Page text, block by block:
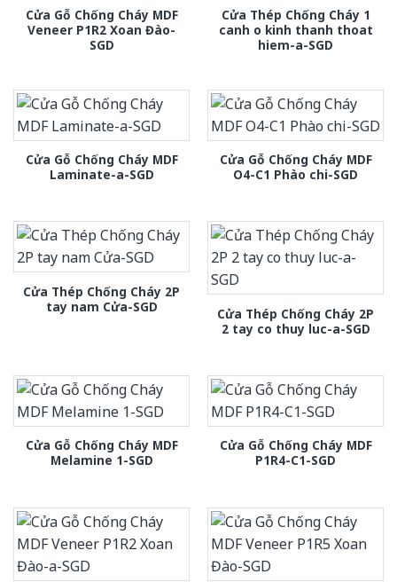
Cửa Gỗ Chống Cháy MDF
Veneer P1R2 Xoan Đào-
SGD
Cửa Thép Chống Cháy 1
canh o kinh thanh thoat
hiem-a-SGD
Cửa Gỗ Chống Cháy MDF
Laminate-a-SGD
Cửa Gỗ Chống Cháy MDF
O4-C1 Phào chi-SGD
Cửa Thép Chống Cháy 2P
tay nam Cửa-SGD
Cửa Thép Chống Cháy 2P
2 tay co thuy luc-a-SGD
Cửa Gỗ Chống Cháy MDF
Melamine 1-SGD
Cửa Gỗ Chống Cháy MDF
P1R4-C1-SGD